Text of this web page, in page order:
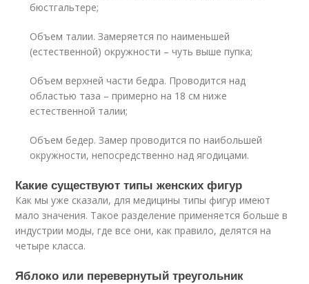
бюстгальтере;
Объем талии. Замеряется по наименьшей
(естественной) окружности – чуть выше пупка;
Объем верхней части бедра. Проводится над
областью таза – примерно на 18 см ниже
естественной талии;
Объем бедер. Замер проводится по наибольшей
окружности, непосредственно над ягодицами.
Какие существуют типы женских фигур
Как мы уже сказали, для медицины типы фигур имеют
мало значения. Такое разделение применяется больше в
индустрии моды, где все они, как правило, делятся на
четыре класса.
Яблоко или перевернутый треугольник